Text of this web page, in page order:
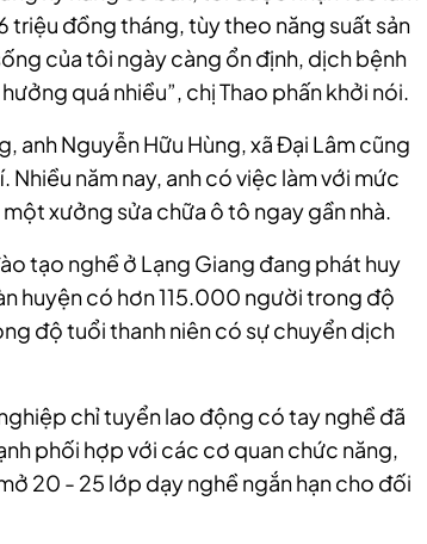
triệu đồng tháng, tùy theo năng suất sản
của tôi ngày càng ổn định, dịch bệnh
quá nhiều”, chị Thao phấn khởi nói.
anh Nguyễn Hữu Hùng, xã Đại Lâm cũng
năm nay, anh có việc làm với mức
xưởng sửa chữa ô tô ngay gần nhà.
tạo nghề ở Lạng Giang đang phát huy
huyện có hơn 115.000 người trong độ
độ tuổi thanh niên có sự chuyển dịch
chỉ tuyển lao động có tay nghề đã
phối hợp với các cơ quan chức năng,
20 - 25 lớp dạy nghề ngắn hạn cho đối